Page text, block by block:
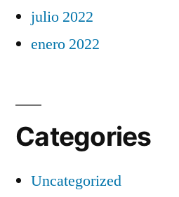
julio 2022
enero 2022
Categories
Uncategorized